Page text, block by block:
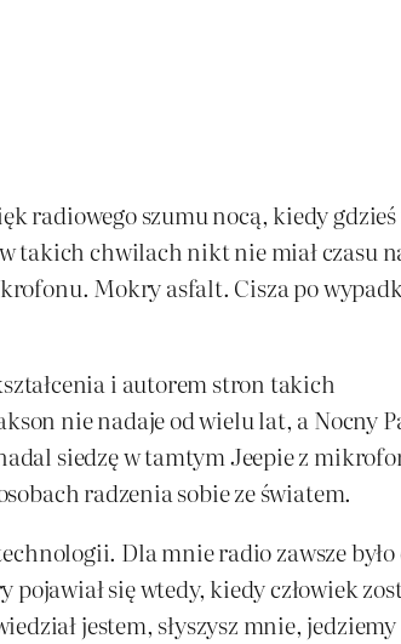
radiowego szumu nocą, kiedy gdzieś
takich chwilach nikt nie miał czasu
Mokry asfalt. Cisza po
i autorem stron takich
nie nadaje od wielu lat, a Nocny
siedzę w tamtym Jeepie z
radzenia sobie ze światem.
Dla mnie radio zawsze
się wtedy, kiedy człowiek
jestem, słyszysz mnie,